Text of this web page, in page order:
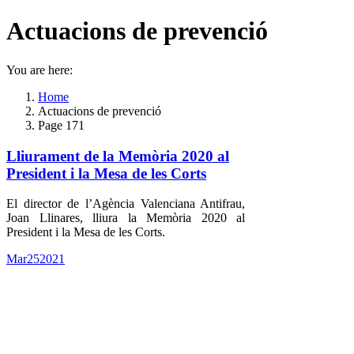
Actuacions de prevenció
You are here:
Home
Actuacions de prevenció
Page 171
Lliurament de la Memòria 2020 al
President i la Mesa de les Corts
El director de l’Agència Valenciana Antifrau,
Joan Llinares, lliura la Memòria 2020 al
President i la Mesa de les Corts.
Mar252021